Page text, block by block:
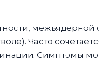
межъядерной
Часто
Симптомы